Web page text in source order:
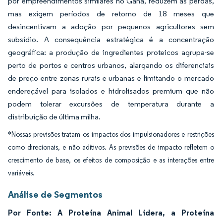
mas exigem períodos de retorno de 18 meses que
desincentivam a adoção por pequenos agricultores sem
subsídio. A consequência estratégica é a concentração
geográfica: a produção de ingredientes proteicos agrupa-se
perto de portos e centros urbanos, alargando os diferenciais
de preço entre zonas rurais e urbanas e limitando o mercado
endereçável para isolados e hidrolisados premium que não
podem tolerar excursões de temperatura durante a
distribuição de última milha.
*Nossas previsões tratam os impactos dos impulsionadores e restrições
como direcionais, e não aditivos. As previsões de impacto refletem o
crescimento de base, os efeitos de composição e as interações entre
variáveis.
Análise de Segmentos
Por Fonte: A Proteína Animal Lidera, a Proteína